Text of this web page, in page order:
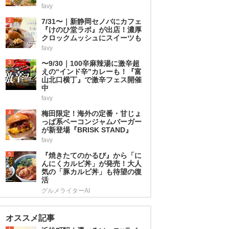
favy
2
7/31〜｜新静岡セノバにカフェ
『けのひ堂ラボ』が出店！濃厚
クロックムッシュにスイーツも
favy
3
〜9/30｜100辛麻辣湯に激辛超
えの“インド辛”カレーも！『富
山北口横丁』で激辛フェス開催
中
favy
4
梅田限定！海外の定番・甘じょ
っぱ系ベーコンジャムバーガー
が新登場『BRISK STAND』
favy
5
『焼きたてのかるび』から「に
んにくカルビ丼」が発売！大人
気の「豚カルビ丼」も待望の復
活
グルメライターAI
オススメ記事